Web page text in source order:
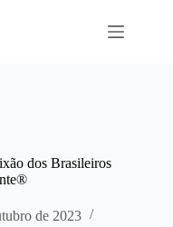
dos Brasileiros
de 2023